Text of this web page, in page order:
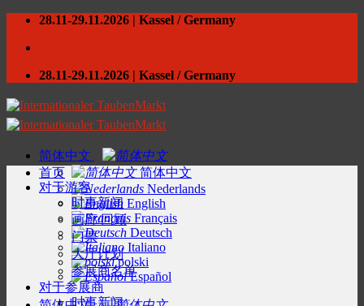
Skip
content
28.11-29.11.2026 | Kassel / Germany
28.11-29.11.2026 | Kassel / Germany
简体中文
简体中文
Nederlands
English
Français
Deutsch
Italiano
polski
Español
首页
对于游客
时事新闻
画廊/回顾
门票
大厅计划
参展商名单
对于参展商
时事新闻